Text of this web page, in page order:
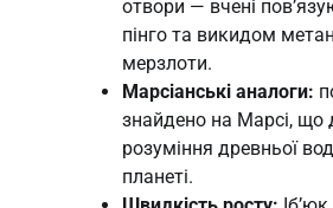
отвори — вчені
пінго та викидом
мерзлоти.
Марсіанські аналоги:
знайдено на Марсі, що
розуміння древньої
планеті.